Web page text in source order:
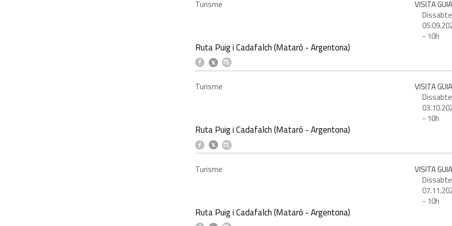
Turisme
VISITA
- 10h
Ruta Puig i Cadafalch (Mataró - Argentona)
Turisme
VISITA
- 10h
Ruta Puig i Cadafalch (Mataró - Argentona)
Turisme
VISITA
- 10h
Ruta Puig i Cadafalch (Mataró - Argentona)